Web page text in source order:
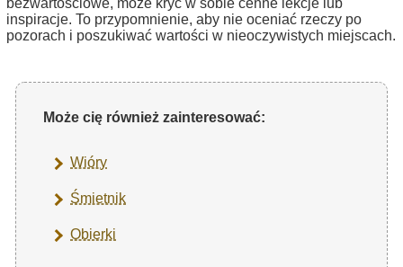
bezwartościowe, może kryć w sobie cenne lekcje lub
inspiracje. To przypomnienie, aby nie oceniać rzeczy po
pozorach i poszukiwać wartości w nieoczywistych miejscach.
Może cię również zainteresować:
Wióry
Śmietnik
Obierki